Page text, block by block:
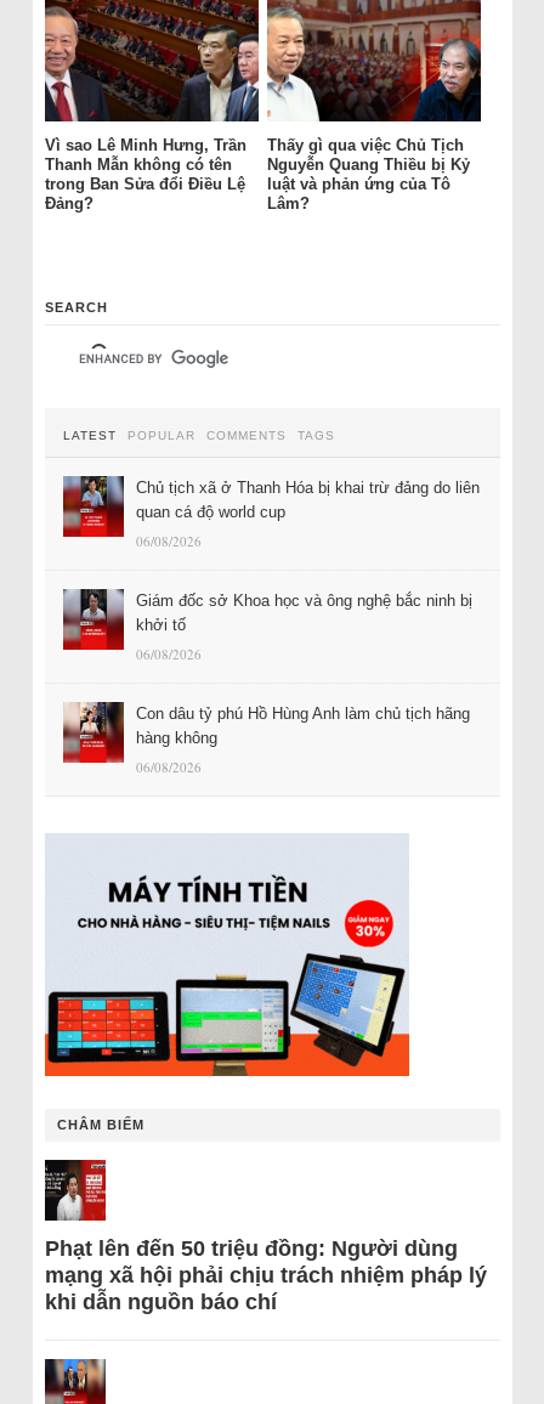
Vì sao Lê Minh Hưng, Trần
Thanh Mẫn không có tên
trong Ban Sửa đổi Điều Lệ
Đảng?
Thấy gì qua việc Chủ Tịch
Nguyễn Quang Thiều bị Kỷ
luật và phản ứng của Tô
Lâm?
SEARCH
LATEST POPULAR COMMENTS TAGS
Chủ tịch xã ở Thanh Hóa bị khai trừ đảng do liên
quan cá độ world cup
06/08/2026
Giám đốc sở Khoa học và ông nghệ bắc ninh bị
khởi tố
06/08/2026
Con dâu tỷ phú Hồ Hùng Anh làm chủ tịch hãng
hàng không
06/08/2026
CHÂM BIẾM
Phạt lên đến 50 triệu đồng: Người dùng
mạng xã hội phải chịu trách nhiệm pháp lý
khi dẫn nguồn báo chí